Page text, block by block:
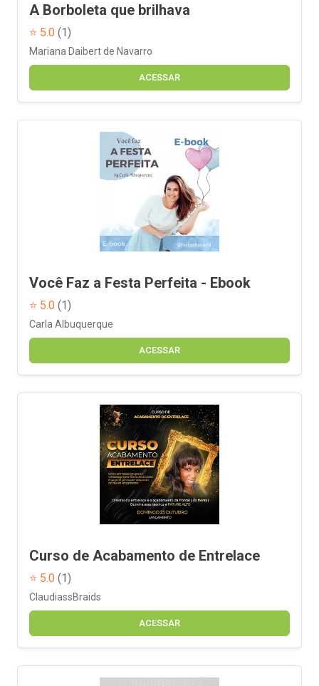
A Borboleta que brilhava
⭐ 5.0 (1)
Mariana Daibert de Navarro
ACESSAR
Você Faz a Festa Perfeita - Ebook
⭐ 5.0 (1)
Carla Albuquerque
ACESSAR
Curso de Acabamento de Entrelace
⭐ 5.0 (1)
ClaudiassBraids
ACESSAR